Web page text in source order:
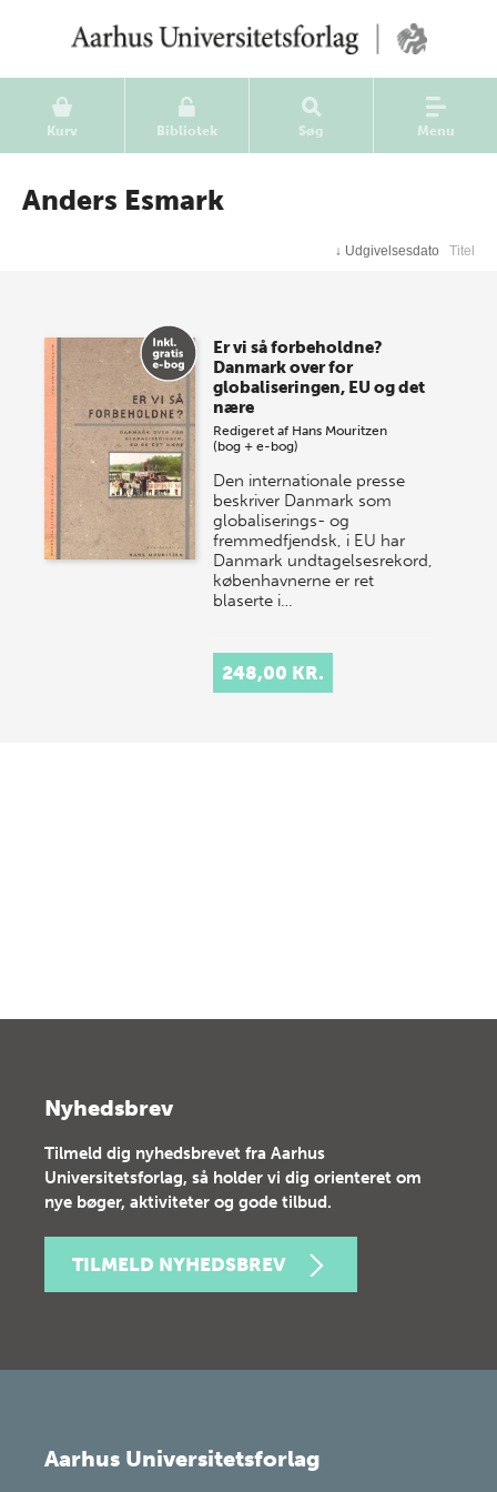
Kurv Bibliotek Søg Menu
Anders Esmark
↓ Udgivelsesdato Titel
Er vi så forbeholdne?
Danmark over for
globaliseringen, EU og det
nære
Redigeret af Hans Mouritzen
(bog + e-bog)
Den internationale presse
beskriver Danmark som
globaliserings- og
fremmedfjendsk, i EU har
Danmark undtagelsesrekord,
københavnerne er ret
blaserte i…
248,00 KR.
Nyhedsbrev
Tilmeld dig nyhedsbrevet fra Aarhus
Universitetsforlag, så holder vi dig orienteret om
nye bøger, aktiviteter og gode tilbud.
TILMELD NYHEDSBREV
Aarhus Universitetsforlag